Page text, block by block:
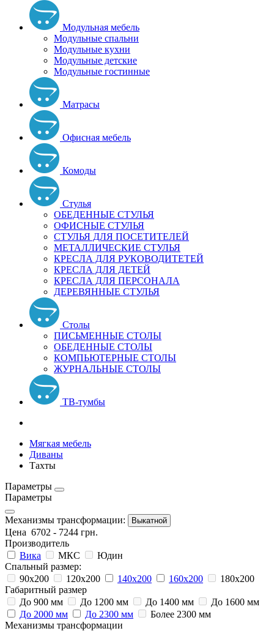
Модульная мебель
Модульные спальни
Модульные кухни
Модульные детские
Модульные гостинные
Матрасы
Офисная мебель
Комоды
Стулья
ОБЕДЕННЫЕ СТУЛЬЯ
ОФИСНЫЕ СТУЛЬЯ
СТУЛЬЯ ДЛЯ ПОСЕТИТЕЛЕЙ
МЕТАЛЛИЧЕСКИЕ СТУЛЬЯ
КРЕСЛА ДЛЯ РУКОВОДИТЕТЕЙ
КРЕСЛА ДЛЯ ДЕТЕЙ
КРЕСЛА ДЛЯ ПЕРСОНАЛА
ДЕРЕВЯННЫЕ СТУЛЬЯ
Столы
ПИСЬМЕННЫЕ СТОЛЫ
ОБЕДЕННЫЕ СТОЛЫ
КОМПЬЮТЕРНЫЕ СТОЛЫ
ЖУРНАЛЬНЫЕ СТОЛЫ
ТВ-тумбы
Мягкая мебель
Диваны
Тахты
Параметры
Параметры
Механизмы трансформации: Выкатной
Цена 6702 - 7244 грн.
Производитель
Вика
МКС
Юдин
Спальный размер:
90х200
120х200 140х200 160х200
180х200
Габаритный размер
До 900 мм
До 1200 мм До 1400 мм
До 1600 мм
До 2000 мм
До 2300 мм
Более 2300 мм
Механизмы трансформации